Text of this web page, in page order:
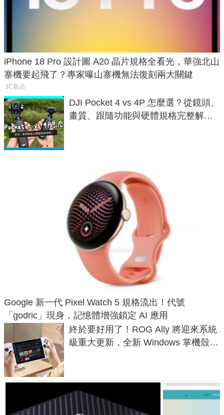
iPhone 18 Pro 設計圖 A20 晶片規格全看光，華強北山
寨機要起飛了？專家曝山寨機無法復刻兩大關鍵
3C新品
DJI Pocket 4 vs 4P 怎麼選？從鏡頭、
畫質、跟隨功能與硬體規格完整解
Google 新一代 Pixel Watch 5 規格流出！代號
「godric」現身，記憶體增強鎖定 AI 應用
終於要好用了！ROG Ally 將迎來系統
級重大更新，全新 Windows 掌機殼模